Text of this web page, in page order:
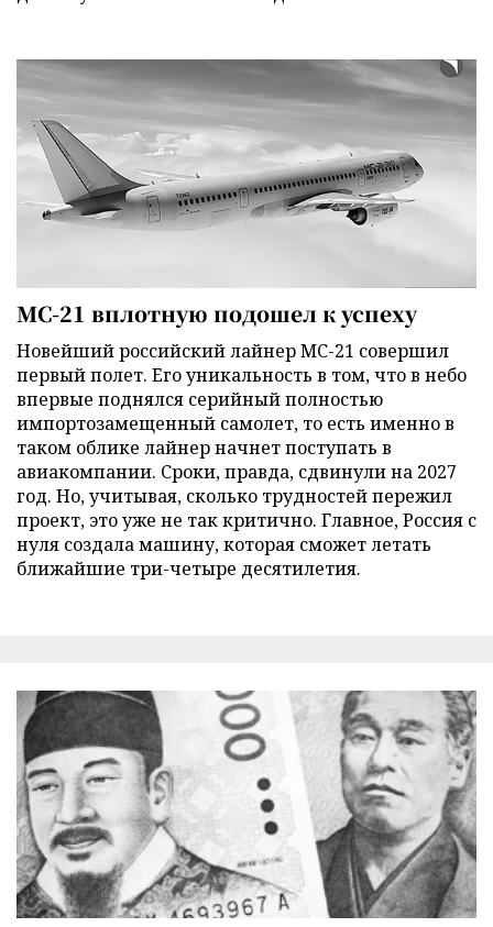
МС-21 вплотную подошел к успеху
Новейший российский лайнер МС-21 совершил
первый полет. Его уникальность в том, что в небо
впервые поднялся серийный полностью
импортозамещенный самолет, то есть именно в
таком облике лайнер начнет поступать в
авиакомпании. Сроки, правда, сдвинули на 2027
год. Но, учитывая, сколько трудностей пережил
проект, это уже не так критично. Главное, Россия с
нуля создала машину, которая сможет летать
ближайшие три-четыре десятилетия.